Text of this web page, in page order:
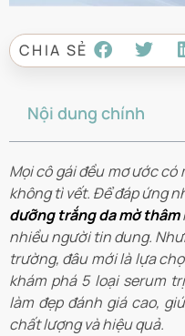
CHIA SẺ
Nội dung chính
Mọi cô gái đều mơ ước
không tì vết. Để đáp ứng
dưỡng trắng da mờ thâm
nhiều người tin dung.
trường, đâu mới là lựa
khám phá 5 loại serum
làm đẹp đánh giá cao,
chất lượng và hiệu quả.